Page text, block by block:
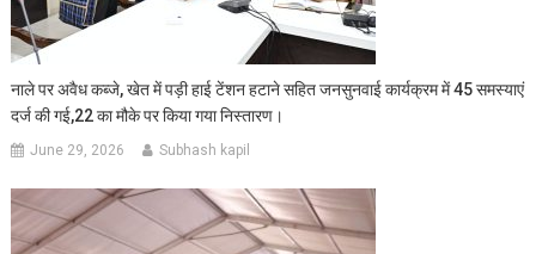
नाले पर अवैध कब्जे, खेत में पड़ी हाई टेंशन हटाने सहित जनसुनवाई कार्यक्रम में 45 समस्याएं
दर्ज की गई,22 का मौके पर किया गया निस्तारण।
June 29, 2026 Subhash kapil